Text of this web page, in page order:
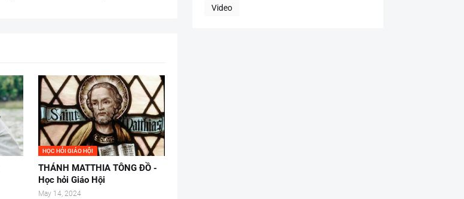
HỌC HỎI GIÁO HỘI
THÁNH MATTHIA TÔNG ĐỒ -
Học hỏi Giáo Hội
May 14, 2024
Video